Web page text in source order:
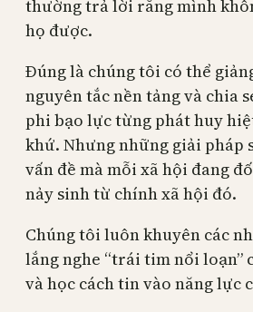
thường trả lời rằng mình
họ được.
Đúng là chúng tôi có thể
nguyên tắc nền tảng và chia
phi bạo lực từng phát huy
khứ. Nhưng những giải pháp
vấn đề mà mỗi xã hội đang
nảy sinh từ chính xã hội đó.
Chúng tôi luôn khuyên các
lắng nghe “trái tim nổi loạn”
và học cách tin vào năng lực